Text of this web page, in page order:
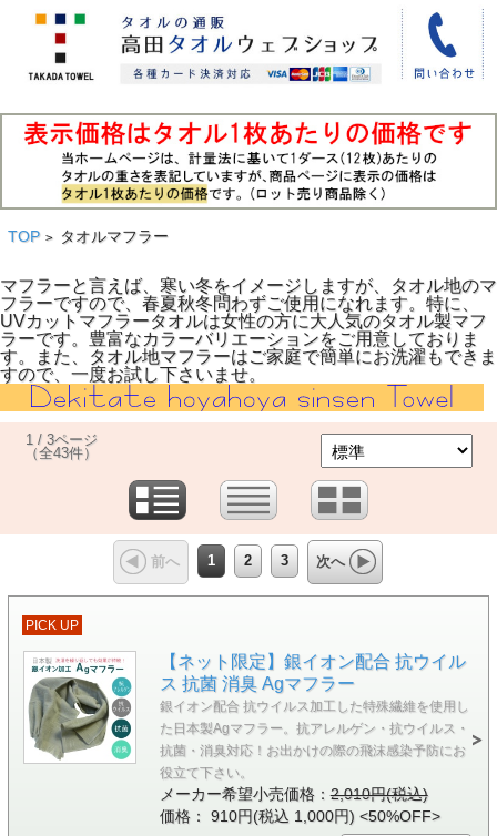
TOP > タオルマフラー
マフラーと言えば、寒い冬をイメージしますが、タオル地のマ
フラーですので、春夏秋冬問わずご使用になれます。特に、
UVカットマフラータオルは女性の方に大人気のタオル製マフ
ラーです。豊富なカラーバリエーションをご用意しておりま
す。また、タオル地マフラーはご家庭で簡単にお洗濯もできま
すので、一度お試し下さいませ。
1 / 3ページ
（全43件）
前へ 1 2 3 次へ
PICK UP
【ネット限定】銀イオン配合 抗ウイル
ス 抗菌 消臭 Agマフラー
銀イオン配合 抗ウイルス加工した特殊繊維を使用し
た日本製Agマフラー。抗アレルゲン・抗ウイルス・
抗菌・消臭対応！お出かけの際の飛沫感染予防にお
役立て下さい。
メーカー希望小売価格：2,010円(税込)
価格： 910円(税込 1,000円) <50%OFF>